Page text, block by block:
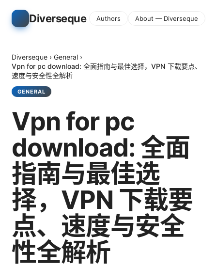
Diverseque Authors About — Diverseque
Diverseque › General ›
Vpn for pc download: 全面指南与最佳选择，VPN 下载要点、
速度与安全性全解析
GENERAL
Vpn for pc
download: 全面
指南与最佳选
择，VPN 下载要
点、速度与安全
性全解析